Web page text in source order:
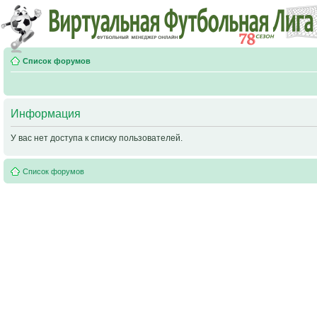
Список форумов
Информация
У вас нет доступа к списку пользователей.
Список форумов